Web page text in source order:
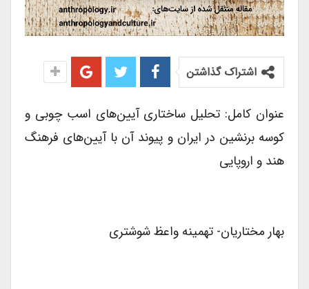
اشتراک گذاشتن
عنوان کامل: تحلیل ساختاری آیین‌های اسب چوبی و
کوسه برنشین در ایران و پیوند آن با آیین‌های فرهنگ
هند و اروپایی
بهار مختاریان- تهمینه واعظ شوشتری